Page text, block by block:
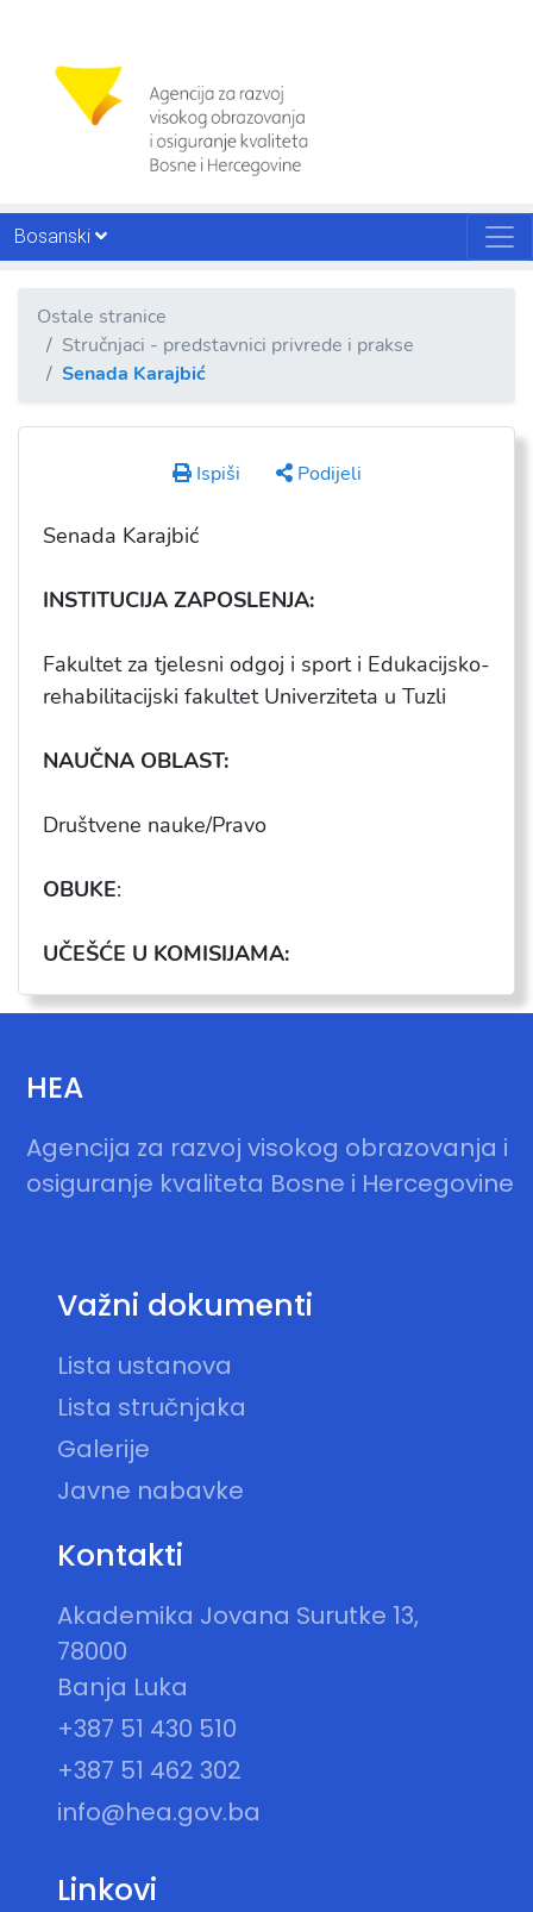
Bosanski
Ostale stranice
Stručnjaci - predstavnici privrede i prakse
Senada Karajbić
Ispiši Podijeli
Senada Karajbić
INSTITUCIJA ZAPOSLENJA:
Fakultet za tjelesni odgoj i sport i Edukacijsko-
rehabilitacijski fakultet Univerziteta u Tuzli
NAUČNA OBLAST:
Društvene nauke/Pravo
OBUKE:
UČEŠĆE U KOMISIJAMA:
HEA
Agencija za razvoj visokog obrazovanja i
osiguranje kvaliteta Bosne i Hercegovine
Važni dokumenti
Lista ustanova
Lista stručnjaka
Galerije
Javne nabavke
Kontakti
Akademika Jovana Surutke 13,
78000
Banja Luka
+387 51 430 510
+387 51 462 302
info@hea.gov.ba
Linkovi